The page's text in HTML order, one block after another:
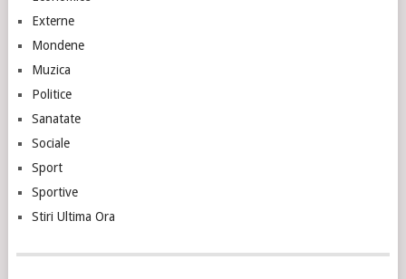
Externe
Mondene
Muzica
Politice
Sanatate
Sociale
Sport
Sportive
Stiri Ultima Ora